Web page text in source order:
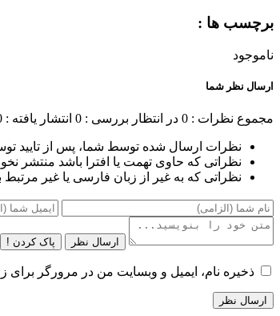
برچسب ها :
ناموجود
ارسال نظر شما
مجموع نظرات : 0 در انتظار بررسی : 0 انتشار یافته : 0
نظرات ارسال شده توسط شما، پس از تایید
نظراتی که حاوی تهمت یا افترا باشد منتشر
نظراتی که به غیر از زبان فارسی یا غیر
ارسال نظر پاک کردن !
ذخیره نام، ایمیل و وبسایت من در مرورگر برای